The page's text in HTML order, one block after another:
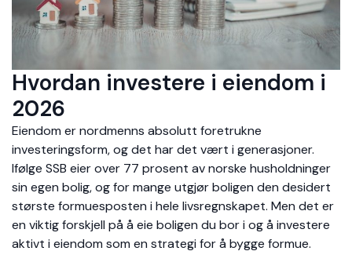
Hvordan investere i eiendom i
2026
Eiendom er nordmenns absolutt foretrukne
investeringsform, og det har det vært i generasjoner.
Ifølge SSB eier over 77 prosent av norske husholdninger
sin egen bolig, og for mange utgjør boligen den desidert
største formuesposten i hele livsregnskapet. Men det er
en viktig forskjell på å eie boligen du bor i og å investere
aktivt i eiendom som en strategi for å bygge formue.